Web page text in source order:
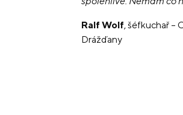
Ralf Wolf, šéfkuchař –
Drážďany